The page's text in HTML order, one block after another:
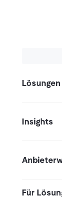
Lösungen
Insights
Für